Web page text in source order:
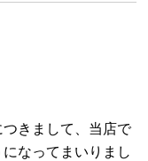
きまして、当店で
なってまいりまし